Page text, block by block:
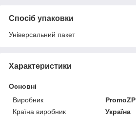
Спосіб упаковки
Універсальний пакет
Характеристики
Основні
Виробник
PromoZP
Країна виробник
Україна